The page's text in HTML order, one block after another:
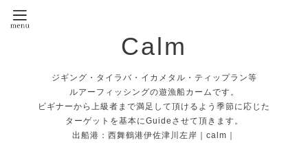
Calm
ジギング・タイラバ・イカメタル・ティップラン等
ルアーフィッシングの遊漁船カームです。
ビギナーから上級者まで満足して頂けるよう季節に応じた
ターゲットを基本にGuideさせて頂きます。
出船港：西舞鶴港伊佐津川左岸｜calm｜